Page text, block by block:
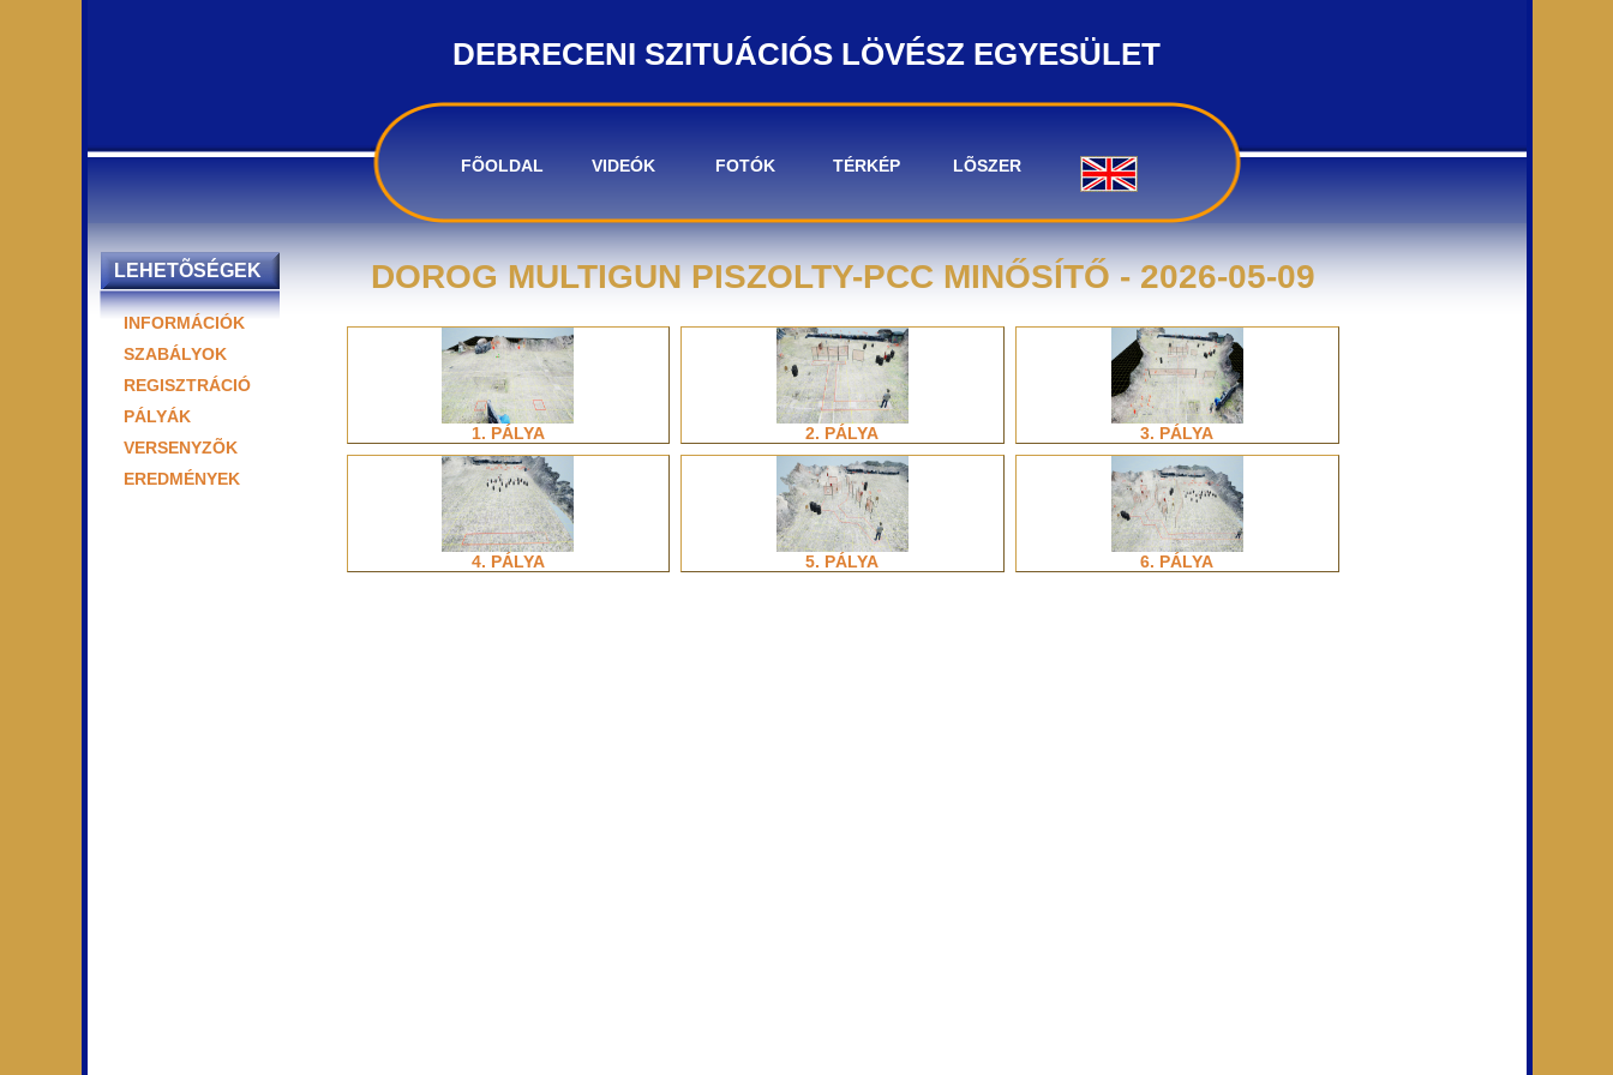
DEBRECENI SZITUÁCIÓS LÖVÉSZ EGYESÜLET
FÕOLDAL VIDEÓK FOTÓK TÉRKÉP LÕSZER
LEHETÕSÉGEK
INFORMÁCIÓK
SZABÁLYOK
REGISZTRÁCIÓ
PÁLYÁK
VERSENYZÕK
EREDMÉNYEK
DOROG MULTIGUN PISZOLTY-PCC MINŐSÍTŐ - 2026-05-09
1. PÁLYA 2. PÁLYA 3. PÁLYA
4. PÁLYA 5. PÁLYA 6. PÁLYA